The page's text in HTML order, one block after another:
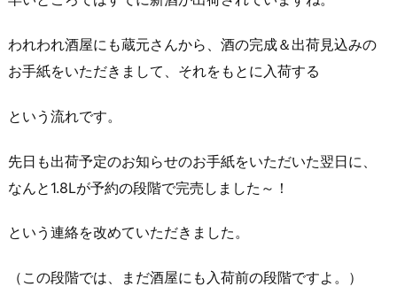
われわれ酒屋にも蔵元さんから、酒の完成＆出荷見込みの
お手紙をいただきまして、それをもとに入荷する
という流れです。
先日も出荷予定のお知らせのお手紙をいただいた翌日に、
なんと1.8Lが予約の段階で完売しました～！
という連絡を改めていただきました。
（この段階では、まだ酒屋にも入荷前の段階ですよ。）